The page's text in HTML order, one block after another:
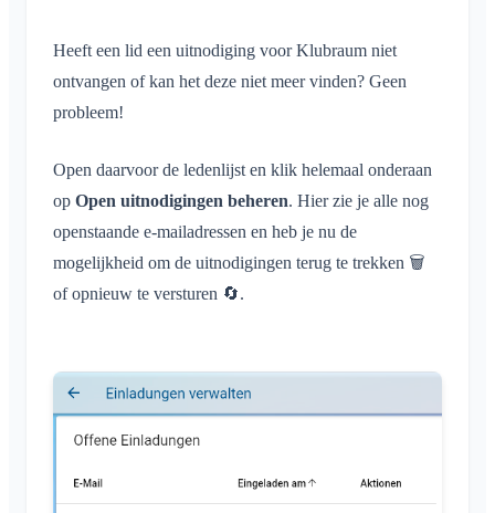
Persoonlijke agenda
Synchronisatie
Agenda
Conversaties
Area aanmaken
Area toetreden
Afgesloten area
Meerdere Klubraums
Extra Klubraum
Uitloggen
Naam wijzigen
E-mailadres wijzigen
Profielfoto wijzigen
Achtergrond aanpassen
Account sluiten
Quickstart voor beheerders
Uitnodigingen opnieuw versturen
Ledenlijst
Area's beheren
Aanmeldknop op verenigingswebsite
Klubraum sluiten
Heeft een lid een uitnodiging voor Klubraum niet
ontvangen of kan het deze niet meer vinden? Geen
probleem!
Open daarvoor de ledenlijst en klik helemaal onderaan
op Open uitnodigingen beheren. Hier zie je alle nog
openstaande e-mailadressen en heb je nu de
mogelijkheid om de uitnodigingen terug te trekken 🗑️
of opnieuw te versturen 🔄.